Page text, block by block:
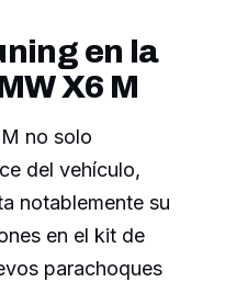
en la
X6 M
no solo
del vehículo,
notablemente su
en el kit de
parachoques